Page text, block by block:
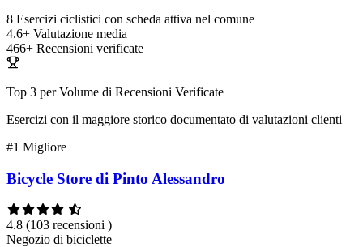
8 Esercizi ciclistici con scheda attiva nel comune
4.6+ Valutazione media
466+ Recensioni verificate
Top 3 per Volume di Recensioni Verificate
Esercizi con il maggiore storico documentato di valutazioni clienti
#1 Migliore
Bicycle Store di Pinto Alessandro
4.8 (103 recensioni )
Negozio di biciclette